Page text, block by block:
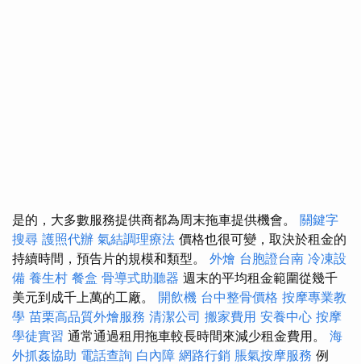
是的，大多數服務提供商都為周末拖車提供機會。 關鍵字
搜尋 護照代辦 氣結調理療法 價格也很可變，取決於租金的
持續時間，預告片的規模和類型。 外燴 台胞證台南 冷凍設
備 養生村 餐盒 骨導式助聽器 週末的平均租金範圍從幾千
美元到成千上萬的工廠。 開飲機 台中整骨價格 按摩專業教
學 苗栗高品質外燴服務 清潔公司 搬家費用 安養中心 按摩
學徒實習 通常通過租用拖車較長時間來減少租金費用。 海
外抓姦協助 電話查詢 白內障 網路行銷 脹氣按摩服務 例